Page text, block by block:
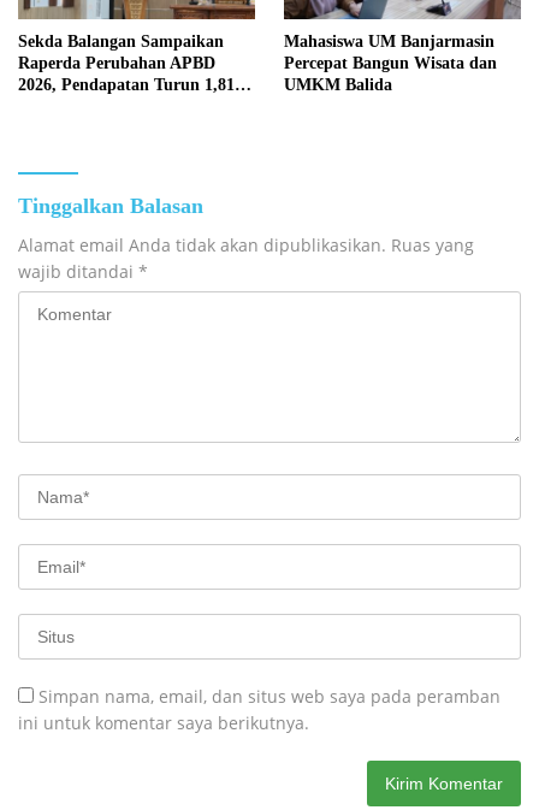
Sekda Balangan Sampaikan
Raperda Perubahan APBD
2026, Pendapatan Turun 1,81
Mahasiswa UM Banjarmasin
Percepat Bangun Wisata dan
UMKM Balida
Tinggalkan Balasan
Alamat email Anda tidak akan dipublikasikan. Ruas yang
wajib ditandai *
Simpan nama, email, dan situs web saya pada peramban
ini untuk komentar saya berikutnya.